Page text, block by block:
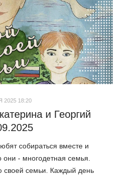
18:20
и Георгий
собираться вместе и
они - многодетная семья.
своей семьи. Каждый день